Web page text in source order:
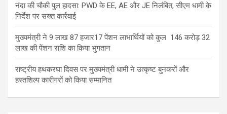
नंदा की चौकी पुल हादसा: PWD के EE, AE और JE निलंबित, सीएम धामी के
निर्देश पर सख्त कार्रवाई
मुख्यमंत्री ने 9 लाख 87 हजार17 पेंशन लाभार्थियों को कुल 146 करोड़ 32
लाख की पेंशन राशि का किया भुगतान
राष्ट्रीय हथकरघा दिवस पर मुख्यमंत्री धामी ने उत्कृष्ट बुनकरों और
हस्तशिल्प कारीगरों को किया सम्मानित